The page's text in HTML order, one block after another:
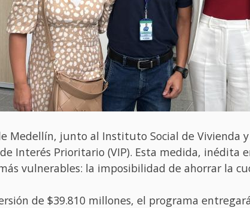
Medellín, junto al Instituto Social de
Interés Prioritario (VIP). Esta medida, inédita
vulnerables: la imposibilidad de ahorrar la
de $39.810 millones, el programa